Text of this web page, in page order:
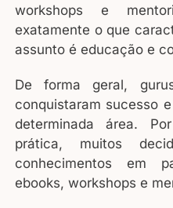
workshops e
exatamente o que
assunto é educação e
De forma geral,
conquistaram sucesso
determinada área.
prática, muitos
conhecimentos em
ebooks, workshops e